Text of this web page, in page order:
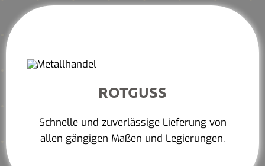
ROTGUSS
Schnelle und zuverlässige Lieferung von
allen gängigen Maßen und Legierungen.